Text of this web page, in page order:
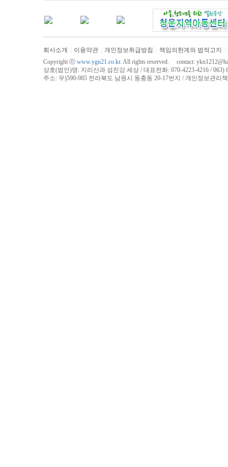
회사소개 이용약관 개인정보취급방침 책임의한계와 법적고지
Copyright ⓒ www.ygn21.co.kr. All rights reserved. contact:
상호(법인)명: 지리산과 섬진강 세상 / 대표전화: 070-4223-4216 / 063)
주소: 우)590-985 전라북도 남원시 동충동 20-17번지 / 개인정보관리